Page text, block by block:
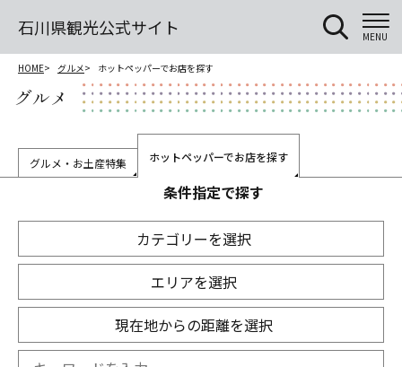
石川県観光公式サイト MENU
HOME グルメ ホットペッパーでお店を探す
グルメ
グルメ・お土産特集 ホットペッパーでお店を探す
条件指定で探す
カテゴリーを選択
エリアを選択
現在地からの距離を選択